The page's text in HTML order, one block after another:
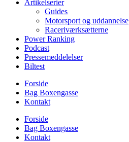
Artikelserier
Guides
Motorsport og uddannelse
Raceriværksætterne
Power Ranking
Podcast
Pressemeddelelser
Biltest
Forside
Bag Boxengasse
Kontakt
Forside
Bag Boxengasse
Kontakt